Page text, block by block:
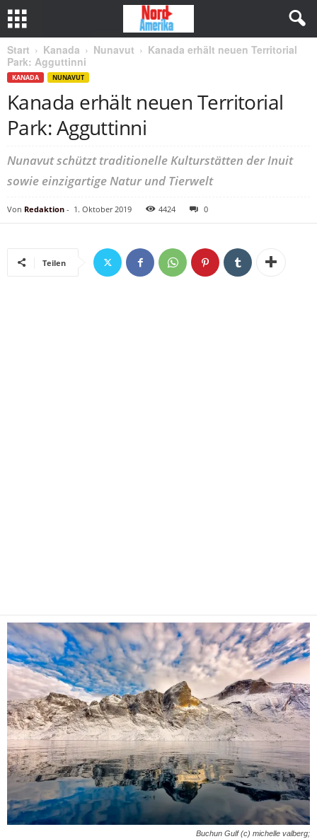
Start Kanada Nunavut
Kanada erhält neuen Territorial
Park: Agguttinni
KANADA NUNAVUT
Kanada erhält neuen Territorial
Park: Agguttinni
Nunavut schützt traditionelle Kulturstätten der Inuit
sowie einzigartige Natur und Tierwelt
Von Redaktion - 1. Oktober 2019 4424 0
Teilen
Buchun Gulf (c) michelle valberg;